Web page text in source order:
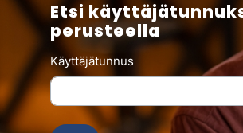
Etsi käyttäjätunnuksen
Etsi
perusteella
Käyttäjätunnus